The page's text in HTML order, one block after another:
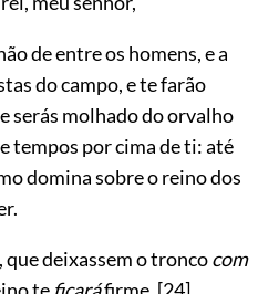
de entre os homens, e a
do campo, e te farão
serás molhado do orvalho
tempos por cima de ti: até
domina sobre o reino dos
deixassem o troncocom